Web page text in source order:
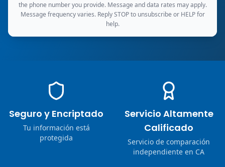
the phone number you provide. Message and data rates may apply.
Message frequency varies. Reply STOP to unsubscribe or HELP for
help.
Seguro y Encriptado
Tu información está
protegida
Servicio Altamente
Calificado
Servicio de comparación
independiente en CA